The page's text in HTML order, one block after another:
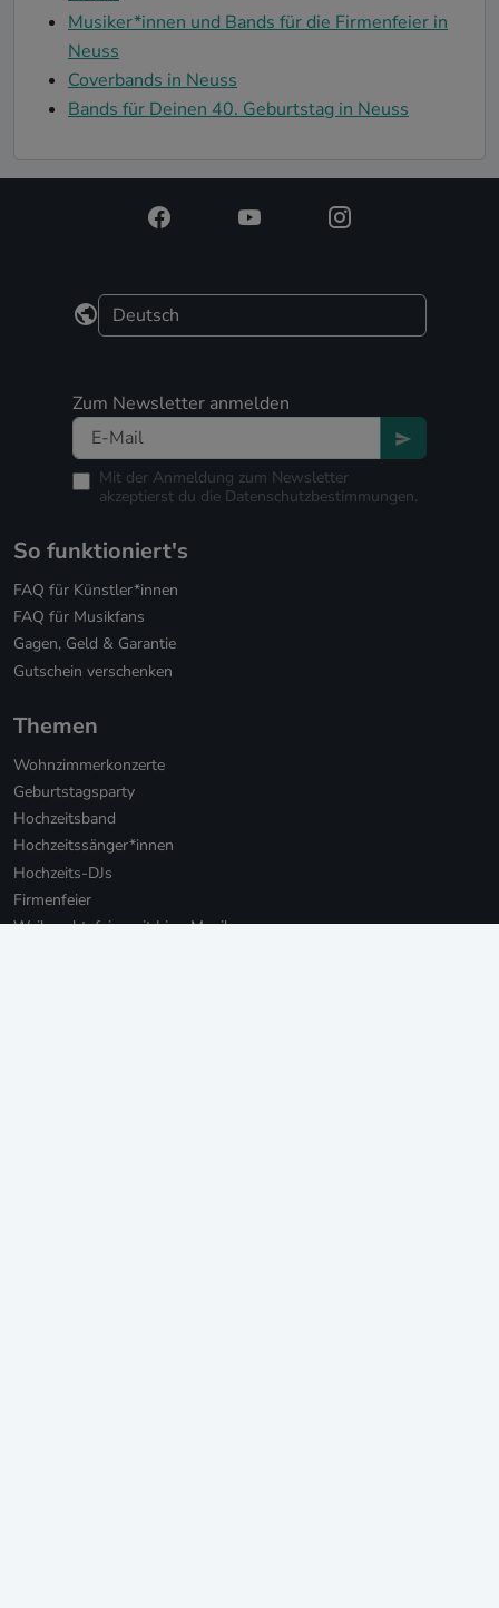
Musiker*innen und Bands für die Firmenfeier in
Neuss
Coverbands in Neuss
Bands für Deinen 40. Geburtstag in Neuss
Zum Newsletter anmelden
Mit der Anmeldung zum Newsletter
akzeptierst du die Datenschutzbestimmungen.
So funktioniert's
FAQ für Künstler*innen
FAQ für Musikfans
Gagen, Geld & Garantie
Gutschein verschenken
Themen
Wohnzimmerkonzerte
Geburtstagsparty
Hochzeitsband
Hochzeitssänger*innen
Hochzeits-DJs
Firmenfeier
Weihnachtsfeier mit Live-Musik